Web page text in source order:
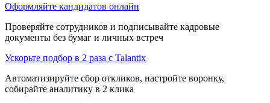
Оформляйте кандидатов онлайн
Проверяйте сотрудников и подписывайте кадровые
документы без бумаг и личных встреч
Ускорьте подбор в 2 раза с Talantix
Автоматизируйте сбор откликов, настройте воронку,
собирайте аналитику в 2 клика